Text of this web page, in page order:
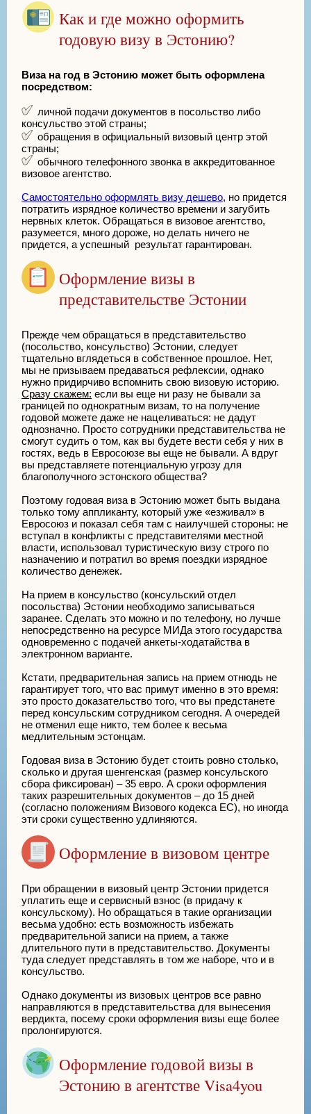
Как и где можно оформить
годовую визу в Эстонию?
Виза на год в Эстонию может быть оформлена
посредством:
личной подачи документов в посольство либо
консульство этой страны;
обращения в официальный визовый центр этой
страны;
обычного телефонного звонка в аккредитованное
визовое агентство.
Самостоятельно оформлять визу дешево, но придется
потратить изрядное количество времени и загубить
нервных клеток. Обращаться в визовое агентство,
разумеется, много дороже, но делать ничего не
придется, а успешный результат гарантирован.
Оформление визы в
представительстве Эстонии
Прежде чем обращаться в представительство
(посольство, консульство) Эстонии, следует
тщательно вглядеться в собственное прошлое. Нет,
мы не призываем предаваться рефлексии, однако
нужно придирчиво вспомнить свою визовую историю.
Сразу скажем: если вы еще ни разу не бывали за
границей по однократным визам, то на получение
годовой можете даже не нацеливаться: не дадут
однозначно. Просто сотрудники представительства не
смогут судить о том, как вы будете вести себя у них в
гостях, ведь в Евросоюзе вы еще не бывали. А вдруг
вы представляете потенциальную угрозу для
благополучного эстонского общества?
Поэтому годовая виза в Эстонию может быть выдана
только тому аппликанту, который уже «езживал» в
Евросоюз и показал себя там с наилучшей стороны: не
вступал в конфликты с представителями местной
власти, использовал туристическую визу строго по
назначению и потратил во время поездки изрядное
количество денежек.
На прием в консульство (консульский отдел
посольства) Эстонии необходимо записываться
заранее. Сделать это можно и по телефону, но лучше
непосредственно на ресурсе МИДа этого государства
одновременно с подачей анкеты-ходатайства в
электронном варианте.
Кстати, предварительная запись на прием отнюдь не
гарантирует того, что вас примут именно в это время:
это просто доказательство того, что вы предстанете
перед консульским сотрудником сегодня. А очередей
не отменил еще никто, тем более к весьма
медлительным эстонцам.
Годовая виза в Эстонию будет стоить ровно столько,
сколько и другая шенгенская (размер консульского
сбора фиксирован) – 35 евро. А сроки оформления
таких разрешительных документов – до 15 дней
(согласно положениям Визового кодекса ЕС), но иногда
эти сроки существенно удлиняются.
Оформление в визовом центре
При обращении в визовый центр Эстонии придется
уплатить еще и сервисный взнос (в придачу к
консульскому). Но обращаться в такие организации
весьма удобно: есть возможность избежать
предварительной записи на прием, а также
длительного пути в представительство. Документы
туда следует представлять в том же наборе, что и в
консульство.
Однако документы из визовых центров все равно
направляются в представительства для вынесения
вердикта, посему сроки оформления визы еще более
пролонгируются.
Оформление годовой визы в
Эстонию в агентстве Visa4you